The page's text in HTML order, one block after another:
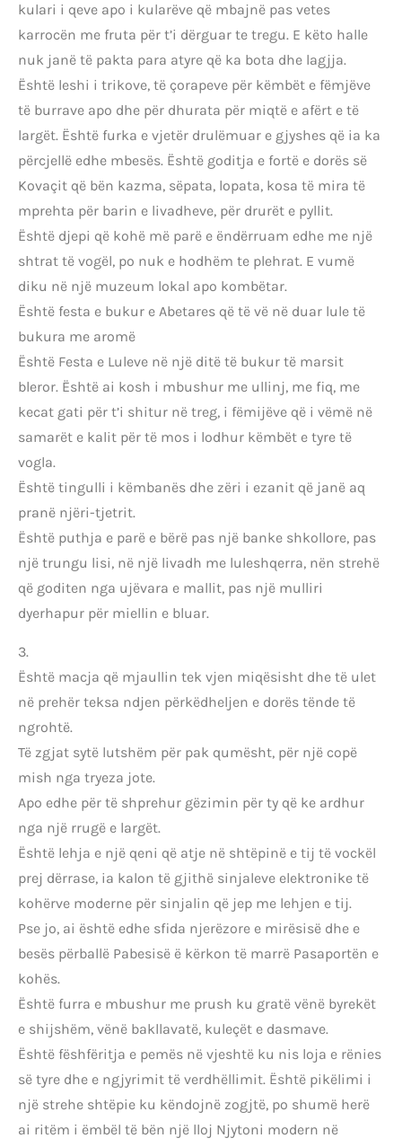
kulari i qeve apo i kularëve që mbajnë pas vetes
karrocën me fruta për t’i dërguar te tregu. E këto halle
nuk janë të pakta para atyre që ka bota dhe lagjja.
Është leshi i trikove, të çorapeve për këmbët e fëmjëve
të burrave apo dhe për dhurata për miqtë e afërt e të
largët. Është furka e vjetër drulëmuar e gjyshes që ia ka
përcjellë edhe mbesës. Është goditja e fortë e dorës së
Kovaçit që bën kazma, sëpata, lopata, kosa të mira të
mprehta për barin e livadheve, për drurët e pyllit.
Është djepi që kohë më parë e ëndërruam edhe me një
shtrat të vogël, po nuk e hodhëm te plehrat. E vumë
diku në një muzeum lokal apo kombëtar.
Është festa e bukur e Abetares që të vë në duar lule të
bukura me aromë
Është Festa e Luleve në një ditë të bukur të marsit
bleror. Është ai kosh i mbushur me ullinj, me fiq, me
kecat gati për t’i shitur në treg, i fëmijëve që i vëmë në
samarët e kalit për të mos i lodhur këmbët e tyre të
vogla.
Është tingulli i këmbanës dhe zëri i ezanit që janë aq
pranë njëri-tjetrit.
Është puthja e parë e bërë pas një banke shkollore, pas
një trungu lisi, në një livadh me luleshqerra, nën strehë
që goditen nga ujëvara e mallit, pas një mulliri
dyerhapur për miellin e bluar.
3.
Është macja që mjaullin tek vjen miqësisht dhe të ulet
në prehër teksa ndjen përkëdheljen e dorës tënde të
ngrohtë.
Të zgjat sytë lutshëm për pak qumësht, për një copë
mish nga tryeza jote.
Apo edhe për të shprehur gëzimin për ty që ke ardhur
nga një rrugë e largët.
Është lehja e një qeni që atje në shtëpinë e tij të vockël
prej dërrase, ia kalon të gjithë sinjaleve elektronike të
kohërve moderne për sinjalin që jep me lehjen e tij.
Pse jo, ai është edhe sfida njerëzore e mirësisë dhe e
besës përballë Pabesisë ë kërkon të marrë Pasaportën e
kohës.
Është furra e mbushur me prush ku gratë vënë byrekët
e shijshëm, vënë bakllavatë, kuleçët e dasmave.
Është fëshfëritja e pemës në vjeshtë ku nis loja e rënies
së tyre dhe e ngjyrimit të verdhëllimit. Është pikëlimi i
një strehe shtëpie ku këndojnë zogjtë, po shumë herë
ai ritëm i ëmbël të bën një lloj Njytoni modern në